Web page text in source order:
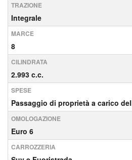
TRAZIONE
Integrale
MARCE
8
CILINDRATA
2.993 c.c.
SPESE
Passaggio di proprietà a carico
OMOLOGAZIONE
Euro 6
CARROZZERIA